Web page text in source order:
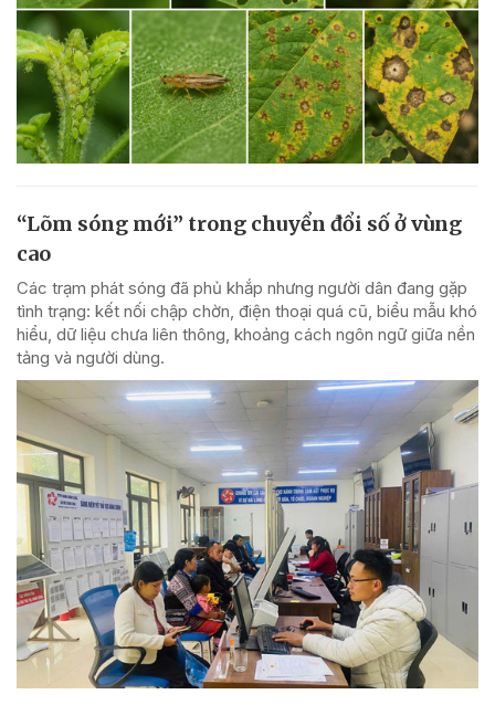
“Lõm sóng mới” trong chuyển đổi số ở vùng
cao
Các trạm phát sóng đã phủ khắp nhưng người dân đang gặp
tình trạng: kết nối chập chờn, điện thoại quá cũ, biểu mẫu khó
hiểu, dữ liệu chưa liên thông, khoảng cách ngôn ngữ giữa nền
tảng và người dùng.